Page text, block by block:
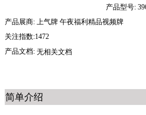
产品型号:
产品展商: 上气牌 午夜福利精品视频牌
关注指数:1472
产品文档: 无相关文档
简单介绍